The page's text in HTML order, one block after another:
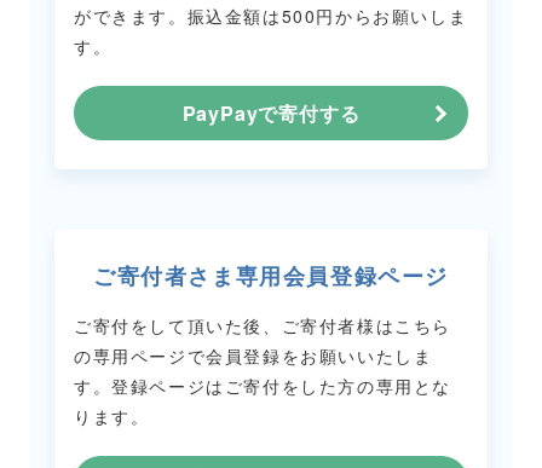
ができます。 振込金額は500円からお願いしま
す。
PayPayで寄付する
ご寄付者さま専用会員登録ページ
ご寄付をして頂いた後、ご寄付者様はこちら
の専用ページで会員登録をお願いいたしま
す。登録ページはご寄付をした方の専用とな
ります。